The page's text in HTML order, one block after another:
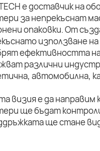
е доставчик на
за непрекъснат
опаковки. От
използване
ефективността
различни
автомобилна,
визия е да направим
ще бъдат
ще стане